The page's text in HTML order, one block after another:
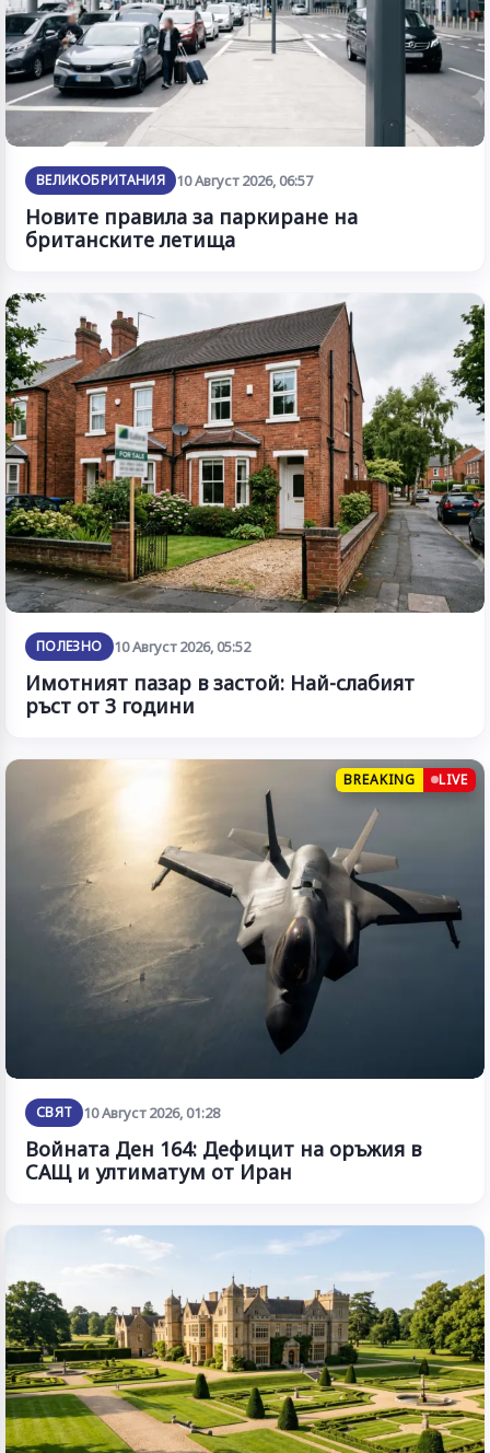
ВЕЛИКОБРИТАНИЯ 10 Август 2026, 06:57
Новите правила за паркиране на
британските летища
ПОЛЕЗНО 10 Август 2026, 05:52
Имотният пазар в застой: Най-слабият
ръст от 3 години
BREAKING LIVE
СВЯТ 10 Август 2026, 01:28
Войната Ден 164: Дефицит на оръжия в
САЩ и ултиматум от Иран